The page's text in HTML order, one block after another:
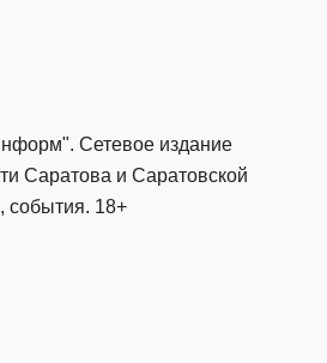
Сетевое издание
Саратова и Саратовской
события. 18+